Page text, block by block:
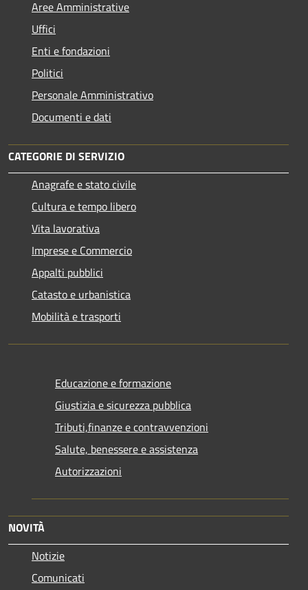
Aree Amministrative
Uffici
Enti e fondazioni
Politici
Personale Amministrativo
Documenti e dati
CATEGORIE DI SERVIZIO
Anagrafe e stato civile
Cultura e tempo libero
Vita lavorativa
Imprese e Commercio
Appalti pubblici
Catasto e urbanistica
Mobilità e trasporti
Educazione e formazione
Giustizia e sicurezza pubblica
Tributi,finanze e contravvenzioni
Salute, benessere e assistenza
Autorizzazioni
NOVITÀ
Notizie
Comunicati